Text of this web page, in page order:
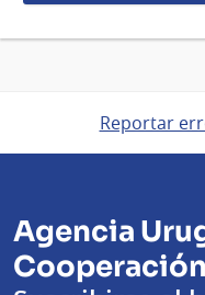
Reportar
Agencia